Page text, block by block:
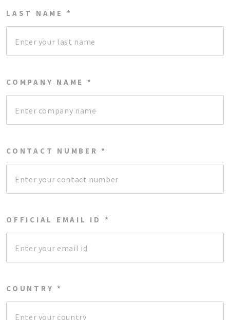
LAST NAME *
COMPANY NAME *
CONTACT NUMBER *
OFFICIAL EMAIL ID *
COUNTRY *